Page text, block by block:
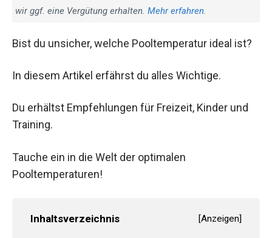
wir ggf. eine Vergütung erhalten. Mehr erfahren.
Bist du unsicher, welche Pooltemperatur ideal ist?
In diesem Artikel erfährst du alles Wichtige.
Du erhältst Empfehlungen für Freizeit, Kinder und
Training.
Tauche ein in die Welt der optimalen
Pooltemperaturen!
Inhaltsverzeichnis [Anzeigen]